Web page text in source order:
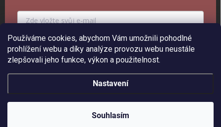
Používáme cookies, abychom Vám umožnili pohodlné
prohlížení webu a díky analýze provozu webu neustále
zlepšovali jeho funkce, výkon a použitelnost.
Nastavení
Souhlasím
PŘIHLÁSIT K ODBĚRU
Copyright 2026ePiPí - Prodejna radostí. Všechna práva vyhrazena.Upravit
nastavení cookies